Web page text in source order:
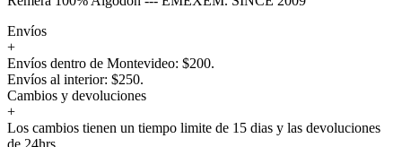
Envíos
+
Envíos dentro de Montevideo: $200.
Envíos al interior: $250.
Cambios y devoluciones
+
Los cambios tienen un tiempo limite de 15 dias y las devoluciones
de 24hrs.